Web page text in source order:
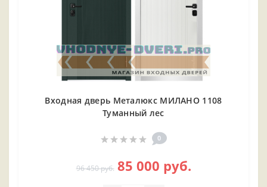
Входная дверь Металюкс МИЛАНО 1108
Туманный лес
0
96 450 руб. 85 000 руб.